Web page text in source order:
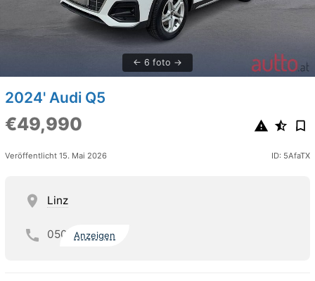
6 foto
2024' Audi Q5
€49,990
Veröffentlicht 15. Mai 2026 ID: 5AfaTX
Linz
050 Anzeigen